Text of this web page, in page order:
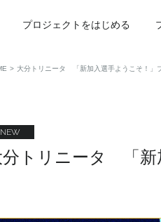
プロジェクトをはじめる
> 大分トリニータ 「新加入選手ようこそ！
NEW
分トリニータ 「新